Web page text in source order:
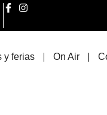
y ferias On Air